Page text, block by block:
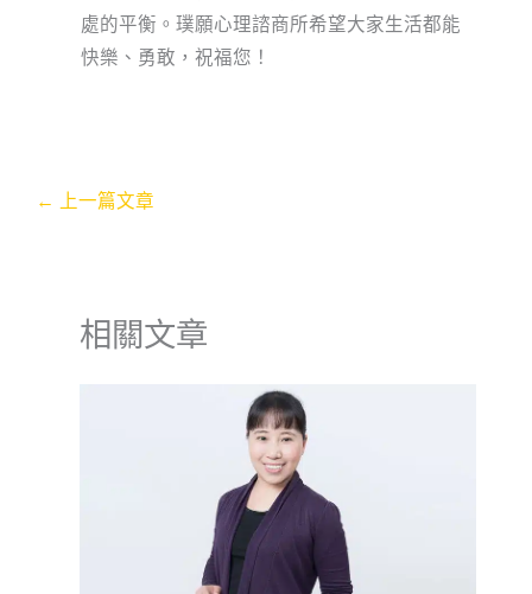
處的平衡。璞願心理諮商所希望大家生活都能
快樂、勇敢，祝福您！
← 上一篇文章
相關文章